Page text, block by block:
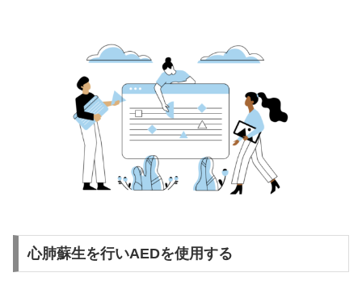
心肺蘇生を行いAEDを使用する